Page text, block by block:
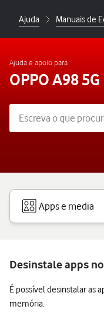
Ajuda Manuais de
Ajuda e apoio para
OPPO A98 5G
Apps e media
Desinstale apps
É possível desinstalar as
memória.